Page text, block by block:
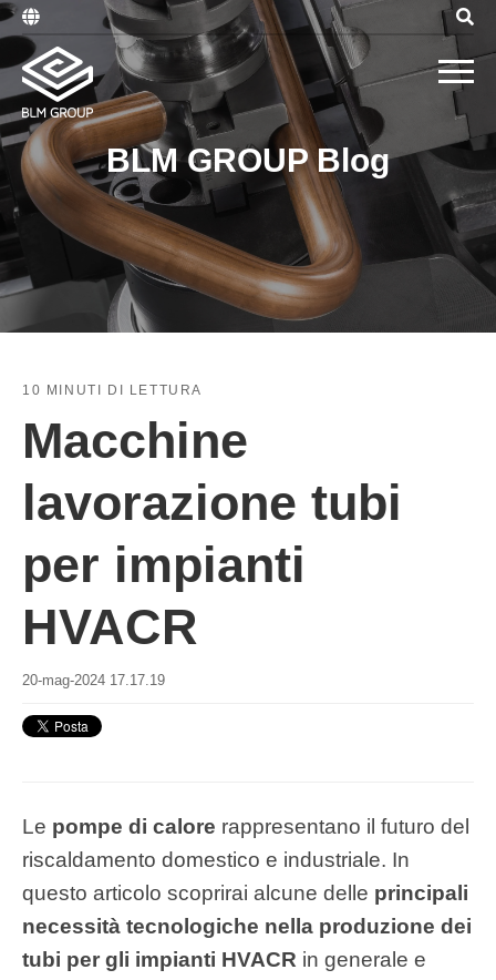
BLM GROUP Blog
10 MINUTI DI LETTURA
Macchine
lavorazione tubi
per impianti
HVACR
20-mag-2024 17.17.19
Le pompe di calore rappresentano il futuro del
riscaldamento domestico e industriale. In
questo articolo scoprirai alcune delle principali
necessità tecnologiche nella produzione dei
tubi per gli impianti HVACR in generale e